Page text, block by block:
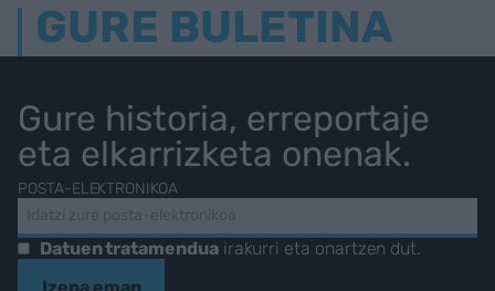
GURE BULETINA
Gure historia, erreportaje
eta elkarrizketa onenak.
POSTA-ELEKTRONIKOA
Datuen tratamenduairakurri eta onartzen dut.